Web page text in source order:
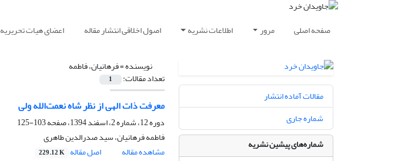
صفحه اصلی مرور اطلاعات نشریه اصول اخلاقی انتشار مقاله اعضای هیات تحریریه
نویسنده =فرهانیان، فاطمه
تعداد مقالات: 1
معرفت ذات الهی از نظر شاه نعمت‌الله ولی
دوره 12، شماره 2، اسفند 1394، صفحه
103-125
فاطمه فرهانیان، سید صدرالدین طاهری
مشاهده مقاله
اصل مقاله 229.12 K
مقالات آماده انتشار
شماره جاری
شماره‌های پیشین نشریه